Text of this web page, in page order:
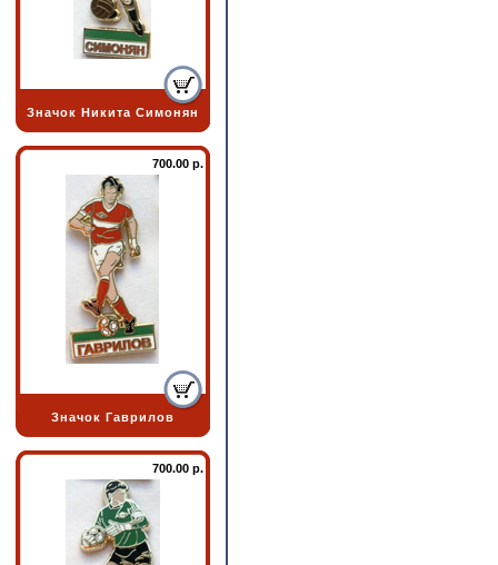
Значок Никита Симонян
700.00 р.
Значок Гаврилов
700.00 р.